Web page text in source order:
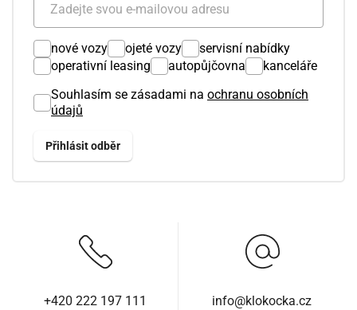
nové vozy ojeté vozy
servisní nabídky
operativní leasing
autopůjčovna
kanceláře
Souhlasím se zásadami na ochranu osobních
údajů
+420 222 197 111 info@klokocka.cz